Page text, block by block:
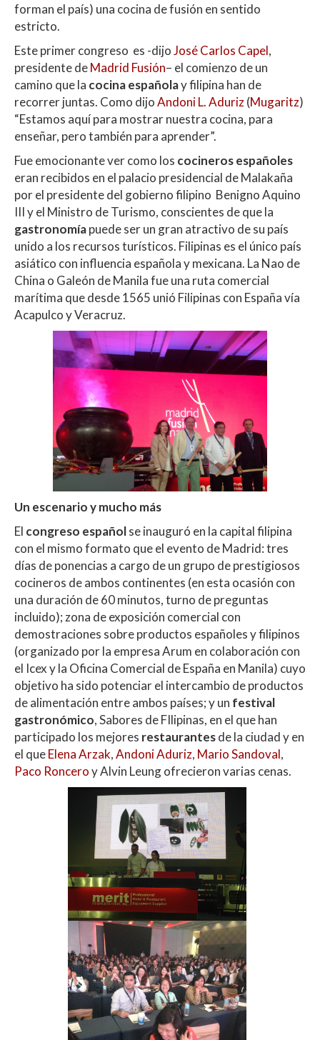
forman el país) una cocina de fusión en sentido
estricto.
Este primer congreso es -dijoJosé Carlos Capel,
presidente deMadrid Fusión– el comienzo de un
camino que la cocina españolay filipina han de
recorrer juntas. Como dijoAndoni L. Aduriz(Mugaritz)
“Estamos aquí para mostrar nuestra cocina, para
enseñar, pero también para aprender”.
Fue emocionante ver como los cocineros españoles
eran recibidos en el palacio presidencial de Malakaña
por el presidente del gobierno filipino Benigno Aquino
III y el Ministro de Turismo, conscientes de que la
gastronomíapuede ser un gran atractivo de su país
unido a los recursos turísticos. Filipinas es el único país
asiático con influencia española y mexicana. La Nao de
China o Galeón de Manila fue una ruta comercial
marítima que desde 1565 unió Filipinas con España vía
Acapulco y Veracruz.
Un escenario y mucho más
El congreso españolse inauguró en la capital filipina
con el mismo formato que el evento de Madrid: tres
días de ponencias a cargo de un grupo de prestigiosos
cocineros de ambos continentes (en esta ocasión con
una duración de 60 minutos, turno de preguntas
incluido); zona de exposición comercial con
demostraciones sobre productos españoles y filipinos
(organizado por la empresa Arum en colaboración con
el Icex y la Oficina Comercial de España en Manila) cuyo
objetivo ha sido potenciar el intercambio de productos
de alimentación entre ambos países; y un festival
gastronómico, Sabores de FIlipinas, en el que han
participado los mejores restaurantesde la ciudad y en
el queElena Arzak,Andoni Aduriz, Mario Sandoval,
Paco Ronceroy Alvin Leung ofrecieron varias cenas.